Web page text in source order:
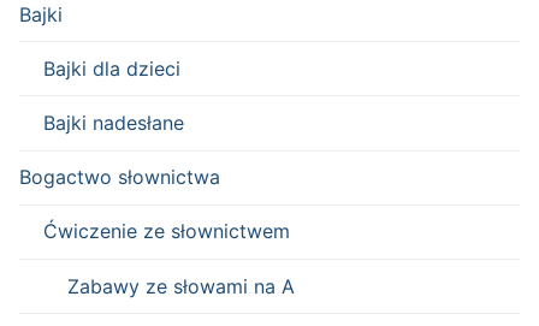
Bajki
Bajki dla dzieci
Bajki nadesłane
Bogactwo słownictwa
Ćwiczenie ze słownictwem
Zabawy ze słowami na A